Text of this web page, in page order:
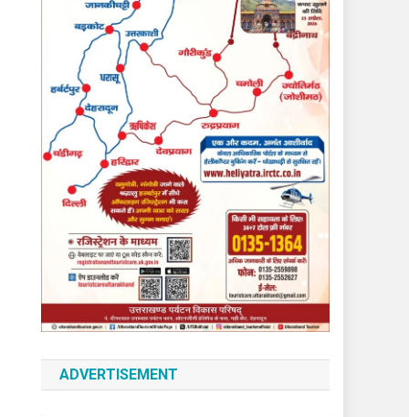
ADVERTISEMENT